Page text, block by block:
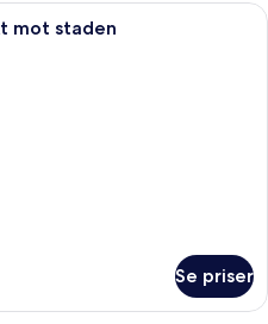
Två separata sängar med vita
mot staden
Se priser